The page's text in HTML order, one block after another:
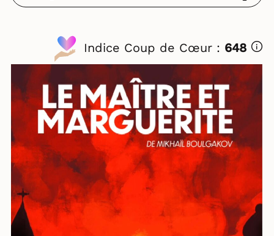
Indice Coup de Cœur : 648